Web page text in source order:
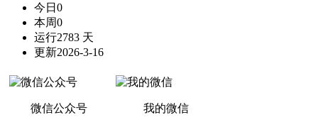
今日 0
本周0
运行2783 天
更新2026-3-16
微信公众号 我的微信